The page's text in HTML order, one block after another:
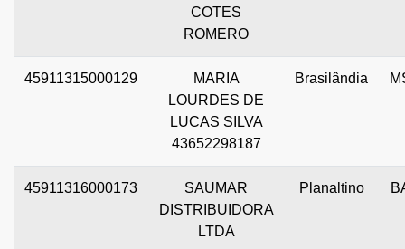
COTES
ROMERO
45911315000129
MARIA
LOURDES DE
LUCAS SILVA
43652298187
Brasilândia
45911316000173
SAUMAR
DISTRIBUIDORA
LTDA
Planaltino